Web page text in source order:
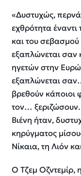
«Δυστυχώς,
εχθρότητα
και του
εξαπλώνεται σαν
ηγετών στην
εξαπλώνεται
βρεθούν κάποιοι
τον…
Βιένη ήταν,
κηρύγματος
Νίκαια, τη Λιόν
Ο Τζεμ Οζντεμίρ,